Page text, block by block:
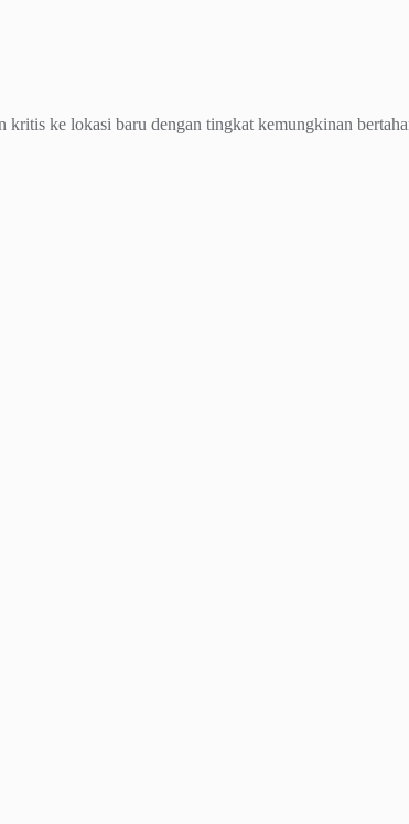
kritis ke lokasi baru dengan tingkat kemungkinan